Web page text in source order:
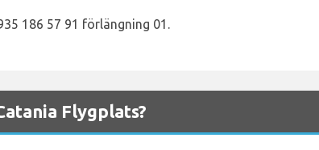
186 57 91 förlängning 01.
Flygplats?